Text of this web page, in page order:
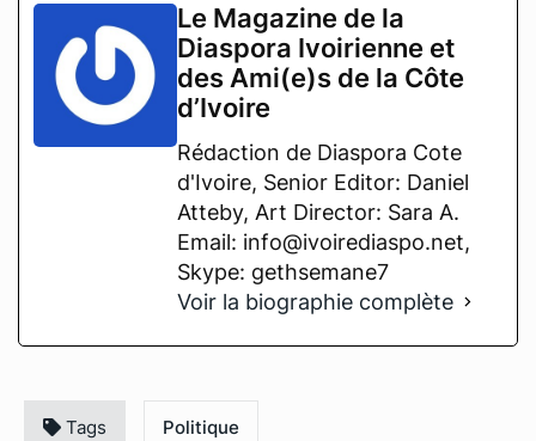
Le Magazine de la
Diaspora Ivoirienne et
des Ami(e)s de la Côte
d’Ivoire
Rédaction de Diaspora Cote
d'Ivoire, Senior Editor: Daniel
Atteby, Art Director: Sara A.
Email: info@ivoirediaspo.net,
Skype: gethsemane7
Voir la biographie complète
Tags Politique